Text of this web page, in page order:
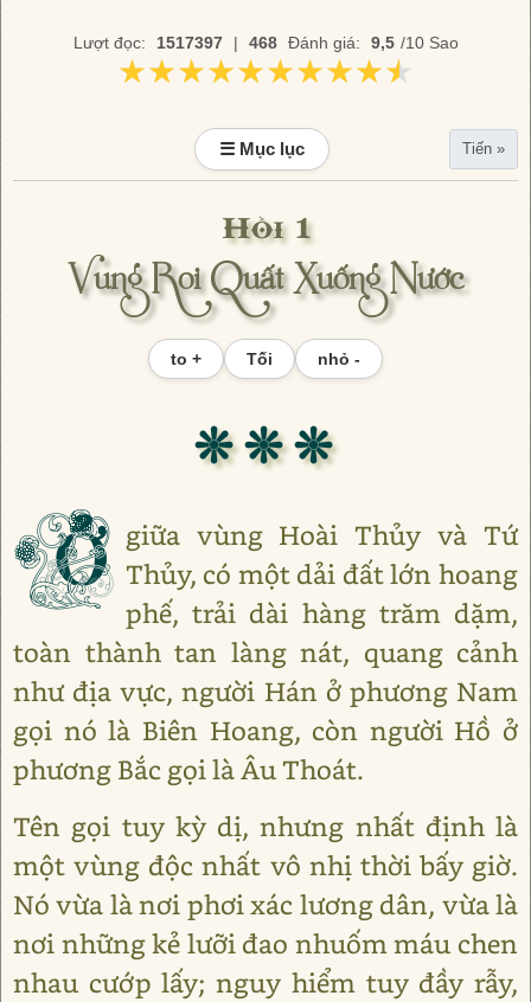
Lượt đọc: 1517397 | 468 Đánh giá: 9,5 /10 Sao
★★★★★★★★★★
★★★★★★★★★★
☰ Mục lục Tiến »
Hồi 1
Vung Roi Quất Xuống Nước
to + Tối nhỏ -
❊ ❊ ❊
Ở giữa vùng Hoài Thủy và Tứ
Thủy, có một dải đất lớn hoang
phế, trải dài hàng trăm dặm,
toàn thành tan làng nát, quang cảnh
như địa vực, người Hán ở phương Nam
gọi nó là Biên Hoang, còn người Hồ ở
phương Bắc gọi là Âu Thoát.
Tên gọi tuy kỳ dị, nhưng nhất định là
một vùng độc nhất vô nhị thời bấy giờ.
Nó vừa là nơi phơi xác lương dân, vừa là
nơi những kẻ lưỡi đao nhuốm máu chen
nhau cướp lấy; nguy hiểm tuy đầy rẫy,